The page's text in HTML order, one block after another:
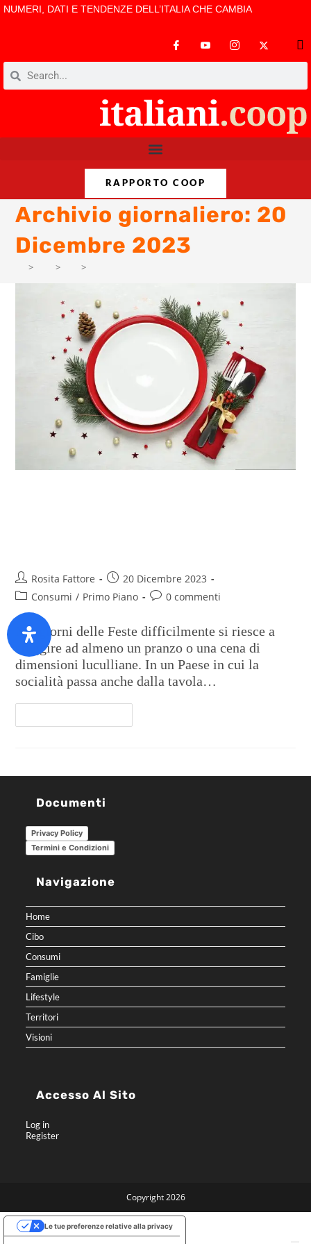
NUMERI, DATI E TENDENZE DELL’ITALIA CHE CAMBIA
RAPPORTO COOP
Archivio giornaliero: 20
Dicembre 2023
> > >
Rosita Fattore
20 Dicembre 2023
Consumi / Primo Piano 0 commenti
Nei giorni delle Feste difficilmente si riesce a
sfuggire ad almeno un pranzo o una cena di
dimensioni luculliane. In un Paese in cui la
socialità passa anche dalla tavola…
Documenti
Privacy Policy
Termini e Condizioni
Navigazione
Home
Cibo
Consumi
Famiglie
Lifestyle
Territori
Visioni
Accesso Al Sito
Log in
Register
Copyright 2026
Le tue preferenze relative alla privacy